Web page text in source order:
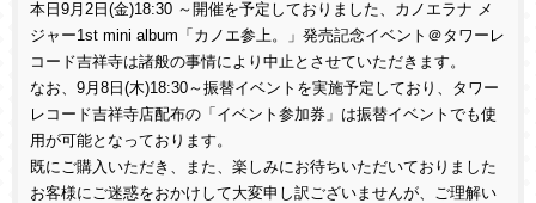
本日9月2日(金)18:30 ～開催を予定しておりました、カノエラナ メ
ジャー1st mini album「カノエ参上。」発売記念イベント＠タワーレ
コード吉祥寺は諸般の事情により中止とさせていただきます。
なお、 9月8日(木)18:30～振替イベントを実施予定しており、タワー
レコード吉祥寺店配布の「イベント参加券」は振替イベントでも使
用が可能となっております。
既にご購入いただき、また、楽しみにお待ちいただいておりました
お客様にご迷惑をおかけして大変申し訳ございませんが、ご理解い